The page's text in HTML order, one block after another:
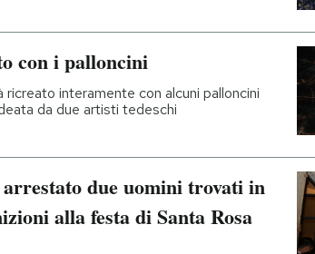
con i palloncini
interamente con alcuni palloncini
da due artisti tedeschi
due uomini trovati in
alla festa di Santa Rosa